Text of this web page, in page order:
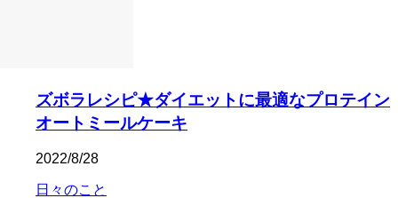
ズボラレシピ★ダイエットに最適なプロテイン
オートミールケーキ
2022/8/28
日々のこと